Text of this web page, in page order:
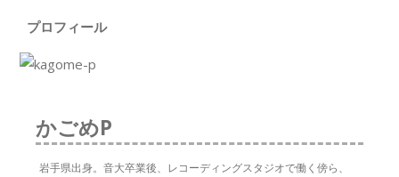
プロフィール
かごめP
岩手県出身。音大卒業後、レコーディングスタジオで働く傍ら、